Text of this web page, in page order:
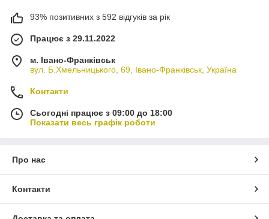
93% позитивних з 592 відгуків за рік
Працює з 29.11.2022
м. Івано-Франківськ
вул. Б.Хмельницького, 69, Івано-Франківськ, Україна
Контакти
Сьогодні працює з 09:00 до 18:00
Показати весь графік роботи
Про нас
Контакти